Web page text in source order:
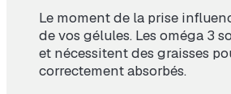
Le moment de la prise
de vos gélules. Les oméga 3
et nécessitent des graisses
correctement absorbés.